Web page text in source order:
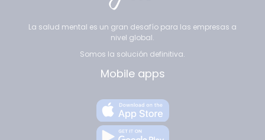
La salud mental es un gran desafío para las empresas a
nivel global.
Somos la solución definitiva.
Mobile apps